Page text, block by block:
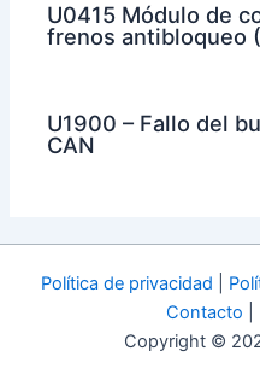
U0415 Módulo de
frenos antibloqueo
U1900 – Fallo del
CAN
Política de privacidad
Contacto
Copyright ©